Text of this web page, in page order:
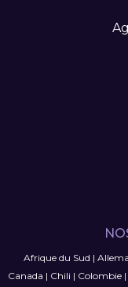
Afrique du Sud |
Canada | Chili | Colombie|